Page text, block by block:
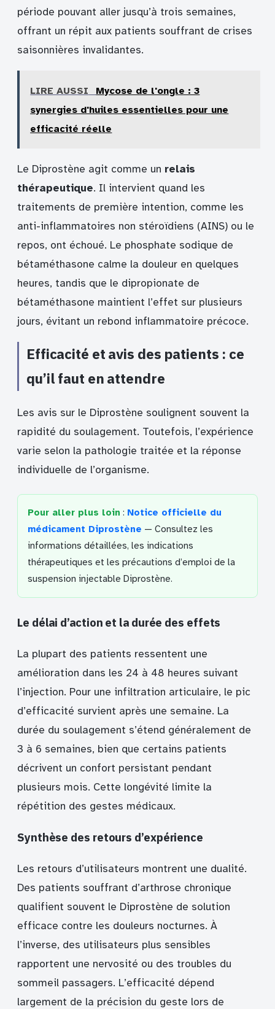
période pouvant aller jusqu’à trois semaines,
offrant un répit aux patients souffrant de crises
saisonnières invalidantes.
LIRE AUSSI
Mycose de l'ongle : 3
synergies d'huiles essentielles pour une
efficacité réelle
Le Diprostène agit comme un relais
thérapeutique. Il intervient quand les
traitements de première intention, comme les
anti-inflammatoires non stéroïdiens (AINS) ou le
repos, ont échoué. Le phosphate sodique de
bétaméthasone calme la douleur en quelques
heures, tandis que le dipropionate de
bétaméthasone maintient l’effet sur plusieurs
jours, évitant un rebond inflammatoire précoce.
Efficacité et avis des patients : ce
qu’il faut en attendre
Les avis sur le Diprostène soulignent souvent la
rapidité du soulagement. Toutefois, l’expérience
varie selon la pathologie traitée et la réponse
individuelle de l’organisme.
Pour aller plus loin : Notice officielle du
médicament Diprostène — Consultez les
informations détaillées, les indications
thérapeutiques et les précautions d’emploi de la
suspension injectable Diprostène.
Le délai d’action et la durée des effets
La plupart des patients ressentent une
amélioration dans les 24 à 48 heures suivant
l’injection. Pour une infiltration articulaire, le pic
d’efficacité survient après une semaine. La
durée du soulagement s’étend généralement de
3 à 6 semaines, bien que certains patients
décrivent un confort persistant pendant
plusieurs mois. Cette longévité limite la
répétition des gestes médicaux.
Synthèse des retours d’expérience
Les retours d’utilisateurs montrent une dualité.
Des patients souffrant d’arthrose chronique
qualifient souvent le Diprostène de solution
efficace contre les douleurs nocturnes. À
l’inverse, des utilisateurs plus sensibles
rapportent une nervosité ou des troubles du
sommeil passagers. L’efficacité dépend
largement de la précision du geste lors de